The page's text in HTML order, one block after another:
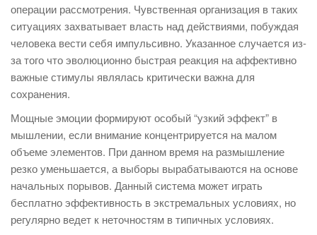
операции рассмотрения. Чувственная организация в таких
ситуациях захватывает власть над действиями, побуждая
человека вести себя импульсивно. Указанное случается из-
за того что эволюционно быстрая реакция на аффективно
важные стимулы являлась критически важна для
сохранения.
Мощные эмоции формируют особый “узкий эффект” в
мышлении, если внимание концентрируется на малом
объеме элементов. При данном время на размышление
резко уменьшается, а выборы вырабатываются на основе
начальных порывов. Данный система может играть
бесплатно эффективность в экстремальных условиях, но
регулярно ведет к неточностям в типичных условиях.